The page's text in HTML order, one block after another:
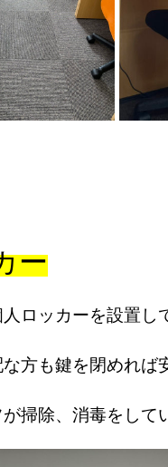
ー
ロッカーを設置し
方も鍵を閉めれば
掃除、消毒をして